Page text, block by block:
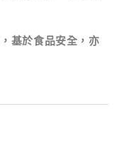
基於食品安全，亦